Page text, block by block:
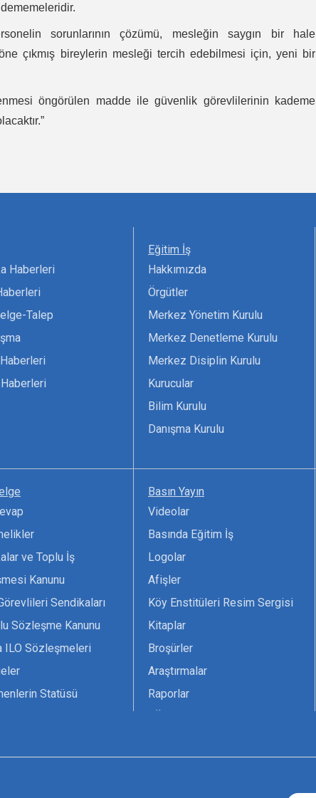
sorunlarının çözümü, mesleğin saygın bir hale
çıkmış bireylerin mesleği tercih edebilmesi için, yeni bir
öngörülen madde ile güvenlik görevlilerinin kademe
Haberleri
Talep
Eğitim İş
Hakkımızda
Örgütler
Merkez Yönetim Kurulu
Merkez Denetleme Kurulu
Merkez Disiplin Kurulu
Kurucular
Bilim Kurulu
Danışma Kurulu
ve Toplu İş
Kanunu
Sendikaları
Sözleşme Kanunu
ILO Sözleşmeleri
Statüsü
Basın Yayın
Videolar
Basında Eğitim İş
Logolar
Afişler
Köy Enstitüleri Resim Sergisi
Kitaplar
Broşürler
Araştırmalar
Raporlar
Pankartlar